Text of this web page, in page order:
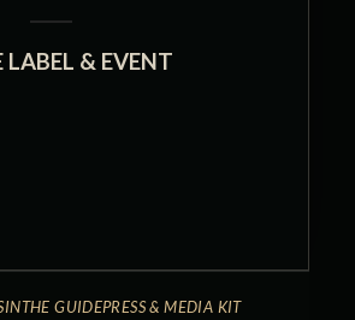
& EVENT
GUIDEPRESS & MEDIA KIT